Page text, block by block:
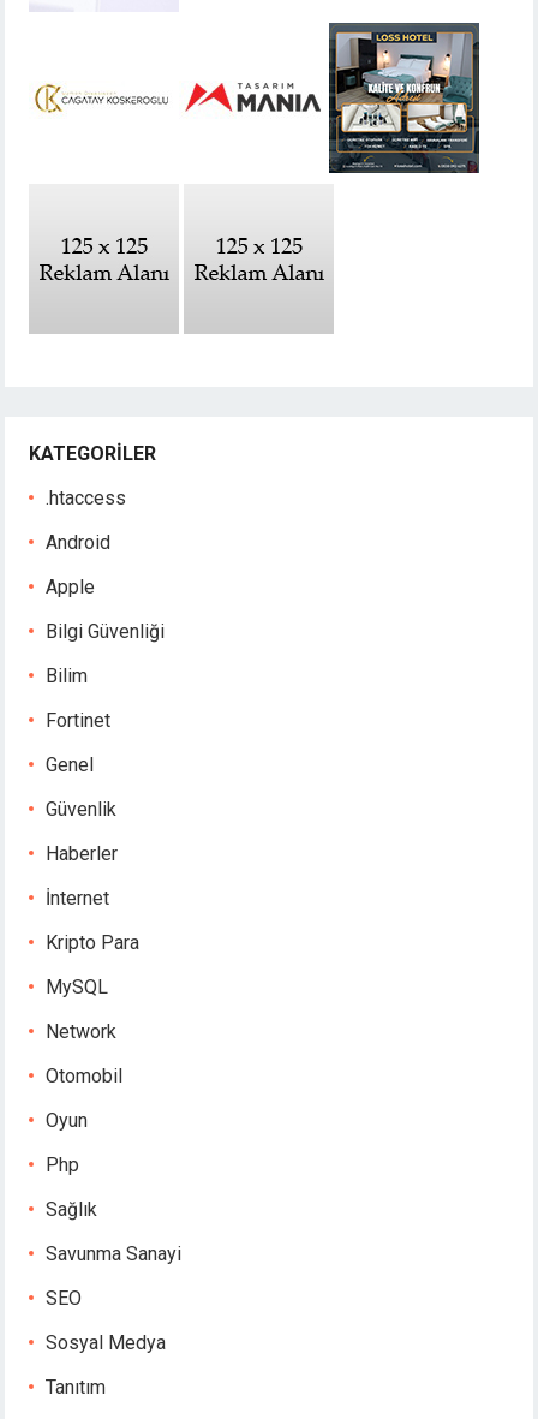
KATEGORILER
.htaccess
Android
Apple
Bilgi Güvenliği
Bilim
Fortinet
Genel
Güvenlik
Haberler
İnternet
Kripto Para
MySQL
Network
Otomobil
Oyun
Php
Sağlık
Savunma Sanayi
SEO
Sosyal Medya
Tanıtım